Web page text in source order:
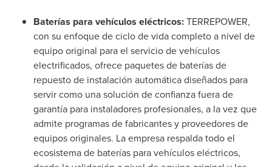
Baterías para vehículos eléctricos:TERREPOWER,
con su enfoque de ciclo de vida completo a nivel de
equipo original para el servicio de vehículos
electrificados, ofrece paquetes de baterías de
repuesto de instalación automática diseñados para
servir como una solución de confianza fuera de
garantía para instaladores profesionales, a la vez que
admite programas de fabricantes y proveedores de
equipos originales. La empresa respalda todo el
ecosistema de baterías para vehículos eléctricos,